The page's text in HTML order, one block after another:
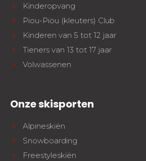
Kinderopvang
Piou-Piou (kleuters) Club
Kinderen van 5 tot 12 jaar
Tieners van 13 tot 17 jaar
Volwassenen
Onze skisporten
Alpineskiën
Snowboarding
Freestyleskiën